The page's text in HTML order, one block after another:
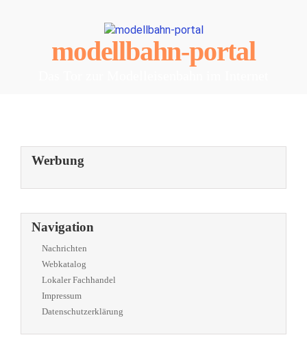
modellbahn-portal
Werbung
Navigation
Nachrichten
Webkatalog
Lokaler Fachhandel
Impressum
Datenschutzerklärung